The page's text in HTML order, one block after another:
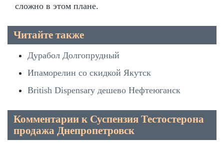
сложно в этом плане.
Читайте также
Дурабол Долгопрудный
Ипаморелин со скидкой Якутск
British Dispensary дешево Нефтеюганск
Комментарии к Суспензия Тестостерона
продажа Днепропетровск